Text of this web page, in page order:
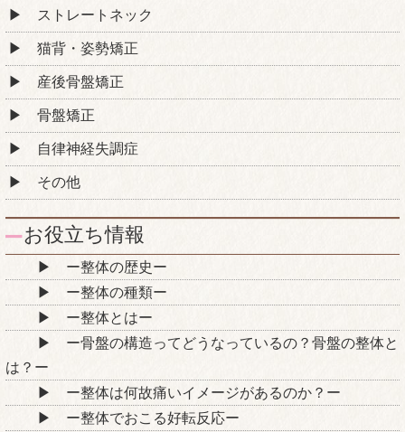
ストレートネック
猫背・姿勢矯正
産後骨盤矯正
骨盤矯正
自律神経失調症
その他
お役立ち情報
ー整体の歴史ー
ー整体の種類ー
ー整体とはー
ー骨盤の構造ってどうなっているの？骨盤の整体と
は？ー
ー整体は何故痛いイメージがあるのか？ー
ー整体でおこる好転反応ー